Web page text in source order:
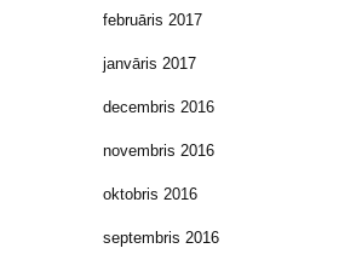
februāris 2017
janvāris 2017
decembris 2016
novembris 2016
oktobris 2016
septembris 2016